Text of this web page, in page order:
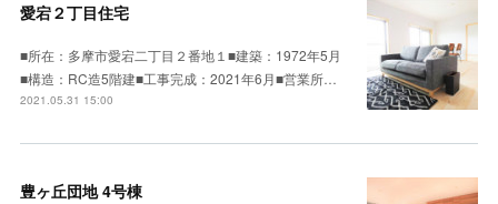
愛宕２丁目住宅
■所在：多摩市愛宕二丁目２番地１■建築：1972年5月
■構造：RC造5階建■工事完成：2021年6月■営業所…
2021.05.31 15:00
豊ヶ丘団地 4号棟